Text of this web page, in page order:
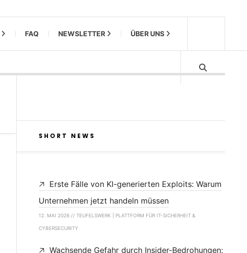
FAQ NEWSLETTER ÜBER UNS
SHORT NEWS
Erste Fälle von KI-generierten Exploits: Warum
Unternehmen jetzt handeln müssen
12. MAI 2026 // TEUFELSWERK | PLATTFORM FÜR IT-SICHERHEIT &
CYBERSECURITY
Wachsende Gefahr durch Insider-Bedrohungen: